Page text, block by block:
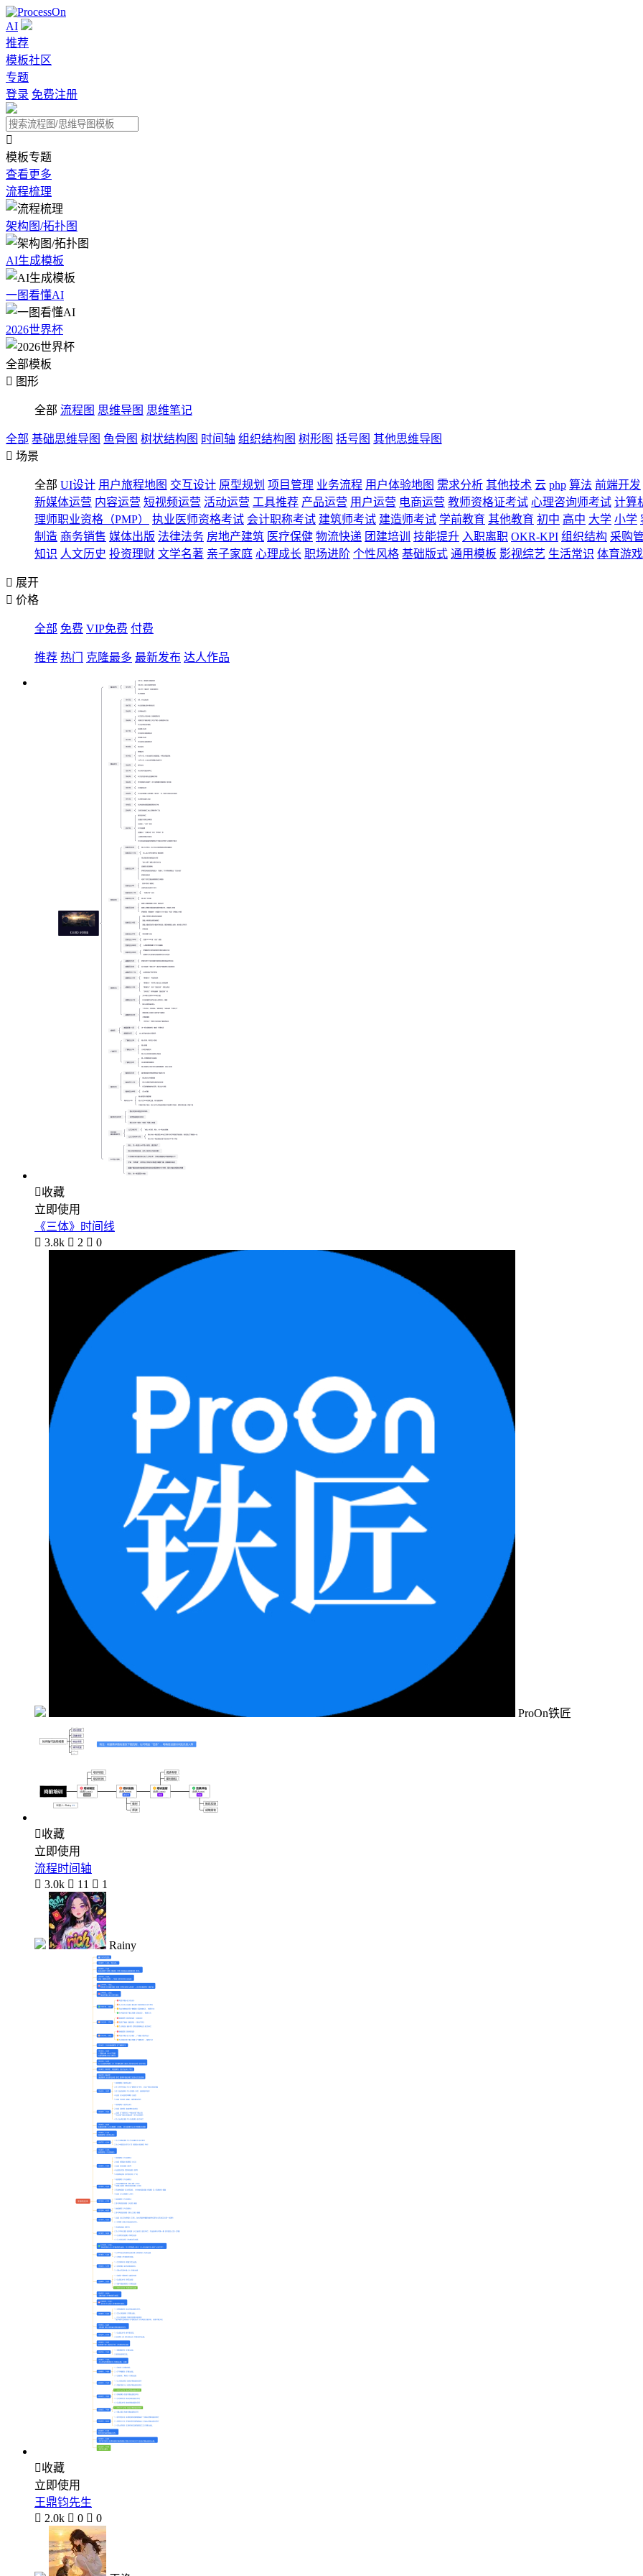
AI
推荐
模板社区
专题
登录 免费注册

模板专题
查看更多
流程梳理
架构图/拓扑图
AI生成模板
一图看懂AI
2026世界杯
全部模板
 图形
全部 流程图 思维导图 思维笔记
全部 基础思维导图 鱼骨图 树状结构图 时间轴 组织结构图 树形图 括号图 其他思维导图
 场景
全部 UI设计 用户旅程地图 交互设计 原型规划 项目管理 业务流程 用户体验地图 需求分析 其他技术 云 php 算法 前端开发
新媒体运营 内容运营 短视频运营 活动运营 工具推荐 产品运营 用户运营 电商运营 教师资格证考试 心理咨询师考试 计算
理师职业资格（PMP）
执业医师资格考试 会计职称考试 建筑师考试 建造师考试 学前教育 其他教育 初中 高中 大学 小学
制造 商务销售 媒体出版 法律法务 房地产建筑 医疗保健 物流快递 团建培训 技能提升 入职离职 OKR-KPI 组织结构 采购
知识 人文历史 投资理财 文学名著 亲子家庭 心理成长 职场进阶 个性风格 基础版式 通用模板 影视综艺 生活常识 体育游戏
 展开
 价格
全部 免费 VIP免费 付费
推荐 热门 克隆最多 最新发布 达人作品
收藏
立即使用
《三体》时间线
 3.8k  2  0
ProOn铁匠
收藏
立即使用
流程时间轴
 3.0k  11  1
Rainy
收藏
立即使用
王鼎钧先生
 2.0k  0  0